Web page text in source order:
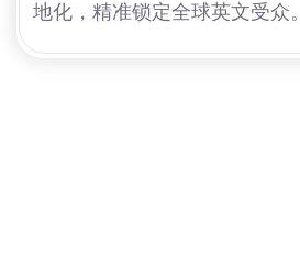
地化，精准锁定全球英文受众。